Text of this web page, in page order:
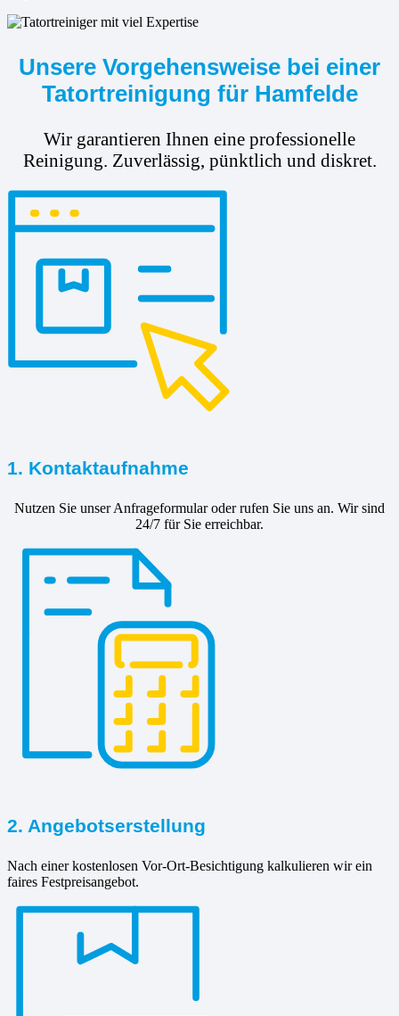
Unsere Vorgehensweise bei einer
Tatortreinigung für Hamfelde
Wir garantieren Ihnen eine professionelle
Reinigung. Zuverlässig, pünktlich und diskret.
1. Kontaktaufnahme
Nutzen Sie unser Anfrageformular oder rufen Sie uns an. Wir sind
24/7 für Sie erreichbar.
2. Angebotserstellung
Nach einer kostenlosen Vor-Ort-Besichtigung kalkulieren wir ein
faires Festpreisangebot.